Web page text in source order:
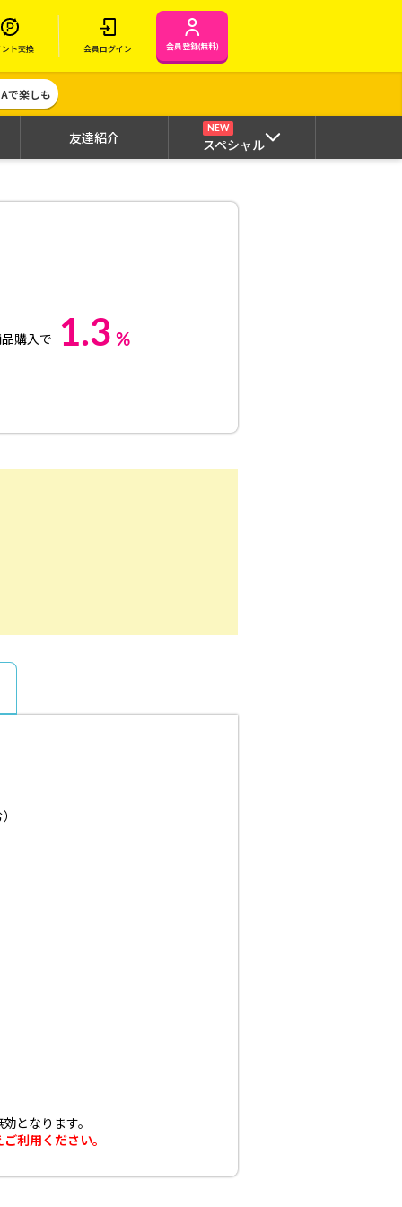
ント交換 会員ログイン 会員登録(無料)
で楽しも
友達紹介
NEW
スペシャル
購入で 1.3 %
となります。
利用ください。